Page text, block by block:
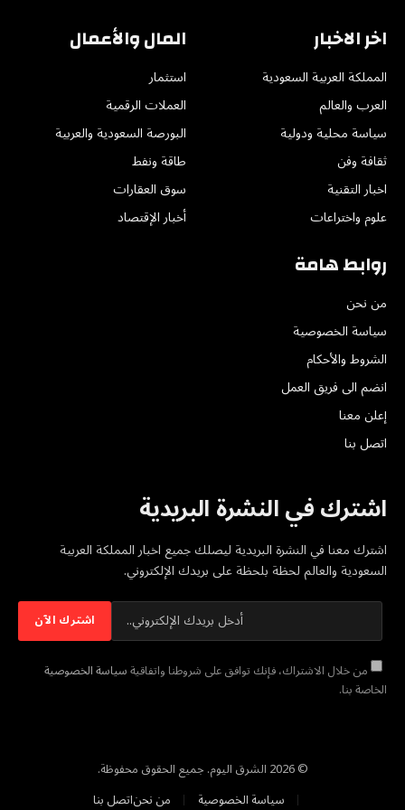
اخر الاخبار
المملكة العربية السعودية
العرب والعالم
سياسة محلية ودولية
ثقافة وفن
اخبار التقنية
علوم واختراعات
المال والأعمال
استثمار
العملات الرقمية
البورصة السعودية والعربية
طاقة ونفط
سوق العقارات
أخبار الإقتصاد
روابط هامة
من نحن
سياسة الخصوصية
الشروط والأحكام
انضم الى فريق العمل
إعلن معنا
اتصل بنا
اشترك في النشرة البريدية
اشترك معنا في النشرة البريدية ليصلك جميع اخبار المملكة العربية
السعودية والعالم لحظة بلحظة على بريدك الإلكتروني.
من خلال الاشتراك، فإنك توافق على شروطنا واتفاقيةسياسة الخصوصية
الخاصة بنا.
© 2026 الشرق اليوم. جميع الحقوق محفوظة.
سياسة الخصوصية
من نحناتصل بنا